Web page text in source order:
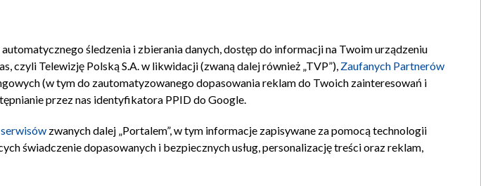
zgody Pomoc Biuro reklamy Kontakt
śledzenia i zbierania danych, dostęp do informacji na Twoim urządzeniu
czyli Telewizję Polską S.A. w likwidacji (zwaną dalej również „TVP”), Zaufanych Partnerów
(w tym do zautomatyzowanego dopasowania reklam do Twoich zainteresowań i
przez nas identyfikatora PPID do Google.
zwanych dalej „Portalem”, w tym informacje zapisywane za pomocą technologii
świadczenie dopasowanych i bezpiecznych usług, personalizację treści oraz reklam,